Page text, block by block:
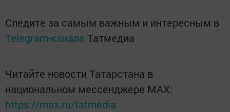
Следите за самым важным и интересным в
Telegram-канале Татмедиа
Читайте новости Татарстана в
национальном мессенджере MАХ:
https://max.ru/tatmedia